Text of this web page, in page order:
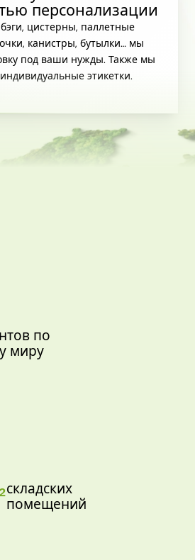
персонализации
цистерны, паллетные
канистры, бутылки… мы
под ваши нужды. Также мы
этикетки.
по
миру
складских
помещений